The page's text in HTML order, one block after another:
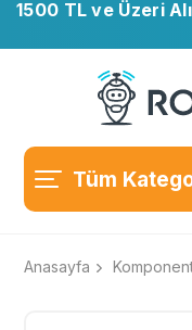
1500 TL ve Üzeri
Tüm
Anasayfa